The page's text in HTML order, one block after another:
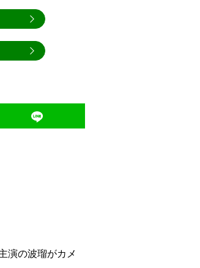
演の波瑠がカメ